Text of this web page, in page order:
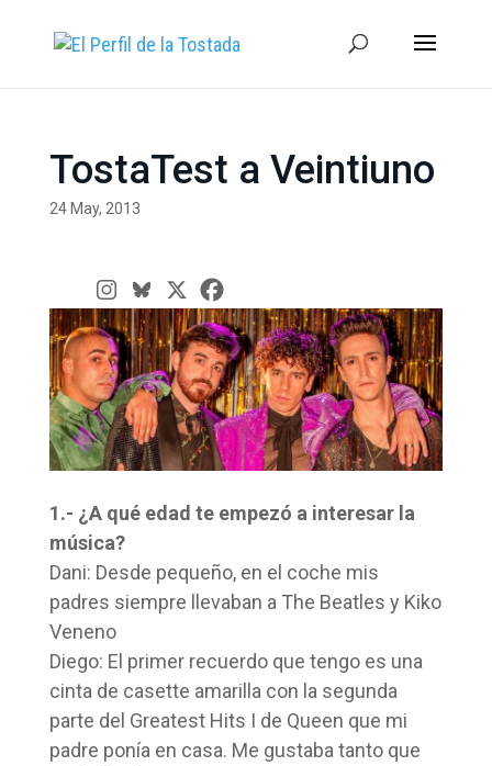
TostaTest a Veintiuno
24 May, 2013
1.- ¿A qué edad te empezó a interesar la
música?
Dani: Desde pequeño, en el coche mis
padres siempre llevaban a The Beatles y Kiko
Veneno
Diego: El primer recuerdo que tengo es una
cinta de casette amarilla con la segunda
parte del Greatest Hits I de Queen que mi
padre ponía en casa. Me gustaba tanto que